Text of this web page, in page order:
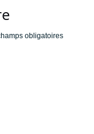
obligatoires